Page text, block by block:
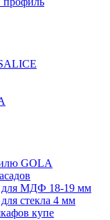
GOLA
МДФ 18-19 мм
стекла 4 мм
купе